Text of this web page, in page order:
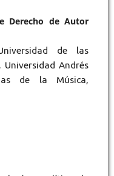
Derecho de Autor
de las
Universidad Andrés
de la Música,